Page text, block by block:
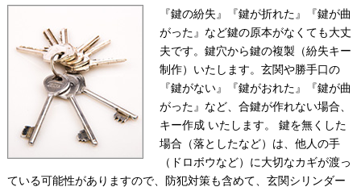
『鍵の紛失』『鍵が折れた』『鍵が曲
がった』など鍵の原本がなくても大丈
夫です。鍵穴から鍵の複製（紛失キー
制作）いたします。玄関や勝手口の
『鍵がない』『鍵がおれた』『鍵が曲
がった』など、合鍵が作れない場合、
キー作成 いたします。 鍵を無くした
場合（落としたなど）は、他人の手
（ドロボウなど）に大切なカギが渡っ
ている可能性がありますので、防犯対策も含めて、玄関シリンダー